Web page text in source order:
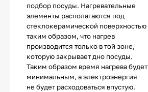
подбор посуды. Нагревательные
элементы располагаются под
стеклокерамической поверхностью
таким образом, что нагрев
производится только в той зоне,
которую закрывает дно посуды.
Таким образом время нагрева будет
минимальным, а электроэнергия
не будет расходоваться впустую.